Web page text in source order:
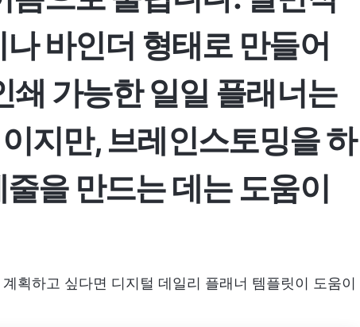
바인더 형태로 만들어
쇄 가능한 일일 플래너는
지만, 브레인스토밍을 하
을 만드는 데는 도움이
획하고 싶다면 디지털 데일리 플래너 템플릿이 도움이